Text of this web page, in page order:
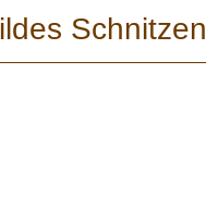
Schnitzen